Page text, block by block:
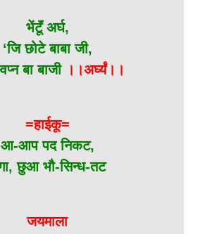
भेंटूॅं अर्घ,
‘जि छोटे बाबा जी,
बा बाजी ।।अर्घ्यं।।
=हाईकू=
आ-आप पद निकट,
छुआ भौ-सिन्ध-तट
जयमाला